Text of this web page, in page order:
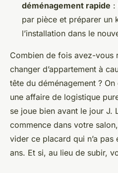
déménagement rapide :
par pièce et préparer un
l’installation dans le
Combien de fois avez-vous
changer d’appartement à
tête du déménagement ?
une affaire de logistique
se joue bien avant le jour J.
commence dans votre
vider ce placard qui n’a
ans. Et si, au lieu de subir,